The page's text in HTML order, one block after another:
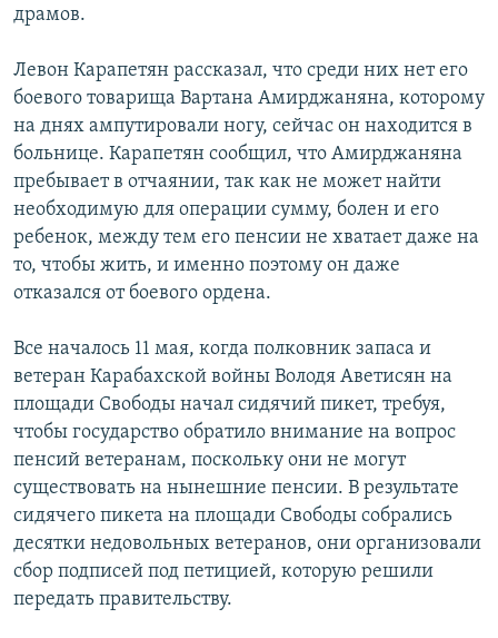
драмов.
Левон Карапетян рассказал, что среди них нет его
боевого товарища Вартана Амирджаняна, которому
на днях ампутировали ногу, сейчас он находится в
больнице. Карапетян сообщил, что Амирджаняна
пребывает в отчаянии, так как не может найти
необходимую для операции сумму, болен и его
ребенок, между тем его пенсии не хватает даже на
то, чтобы жить, и именно поэтому он даже
отказался от боевого ордена.
Все началось 11 мая, когда полковник запаса и
ветеран Карабахской войны Володя Аветисян на
площади Свободы начал сидячий пикет, требуя,
чтобы государство обратило внимание на вопрос
пенсий ветеранам, поскольку они не могут
существовать на нынешние пенсии. В результате
сидячего пикета на площади Свободы собрались
десятки недовольных ветеранов, они организовали
сбор подписей под петицией, которую решили
передать правительству.